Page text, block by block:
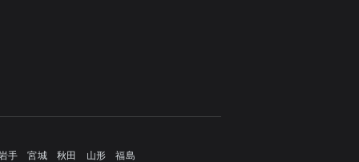
手 宮城 秋田 山形 福島